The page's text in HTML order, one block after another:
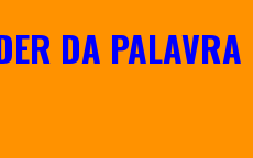
DA PALAVRA